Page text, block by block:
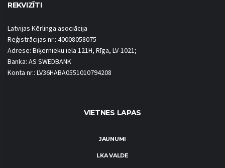
REKVIZĪTI
Latvijas Kērlinga asociācija
Reģistrācijas nr.: 40008058075
Adrese: Biķernieku iela 121H, Rīga, LV-1021;
Banka: AS SWEDBANK
Konta nr.: LV36HABA0551010794208
VIETNES LAPAS
JAUNUMI
LKA VALDE